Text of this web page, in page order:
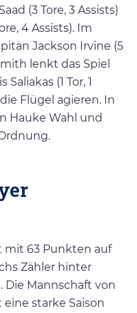
(3 Tore, 3 Assists)
4 Assists). Im
Jackson Irvine (5
lenkt das Spiel
(1 Tor, 1
Flügel agieren. In
Hauke Wahl und
mit 63 Punkten auf
Zähler hinter
Die Mannschaft von
eine starke Saison